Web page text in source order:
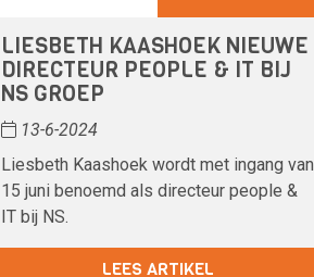
LIESBETH KAASHOEK NIEUWE
DIRECTEUR PEOPLE & IT BIJ
NS GROEP
13-6-2024
Liesbeth Kaashoek wordt met ingang van
15 juni benoemd als directeur people &
IT bij NS.
LEES ARTIKEL